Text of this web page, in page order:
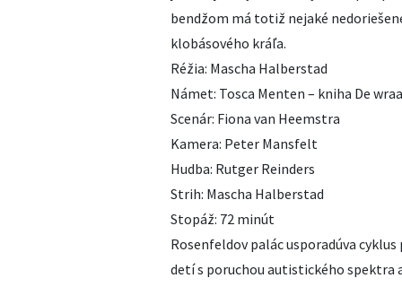
bendžom má totiž nejaké
klobásového kráľa.
Réžia: Mascha Halberstad
Námet: Tosca Menten – kniha De
Scenár: Fiona van Heemstra
Kamera: Peter Mansfelt
Hudba: Rutger Reinders
Strih: Mascha Halberstad
Stopáž: 72 minút
Rosenfeldov palác usporadúva
detí s poruchou autistického spektra